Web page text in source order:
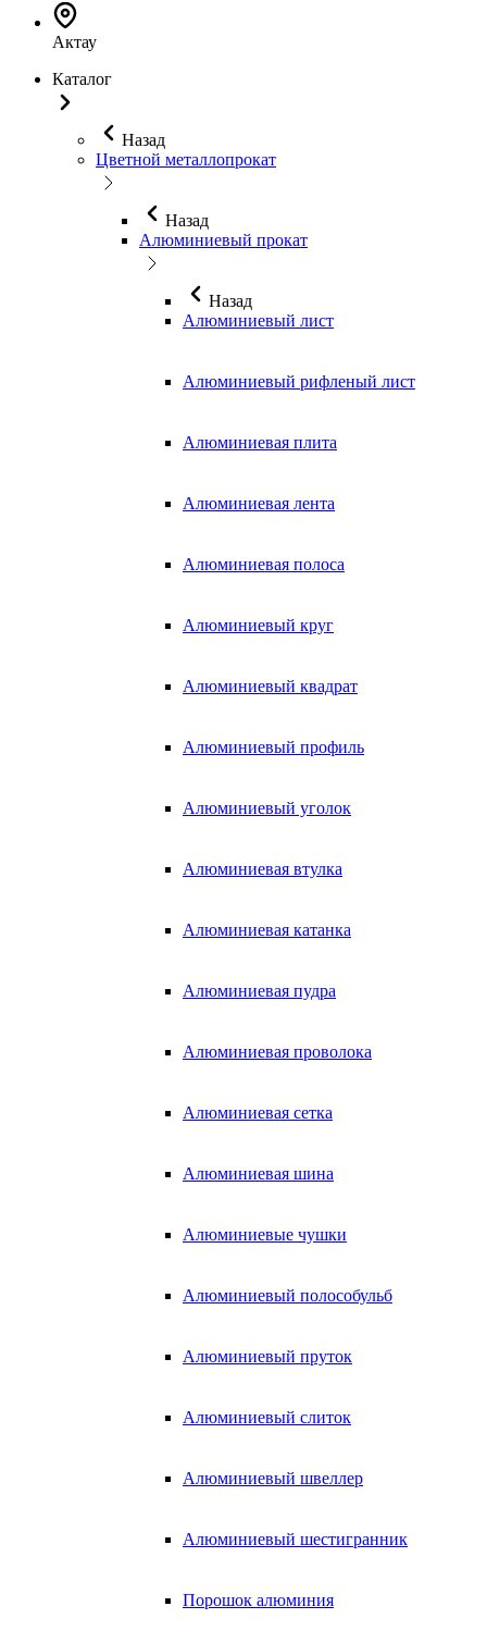
Актау
Каталог
Назад
Цветной металлопрокат
Назад
Алюминиевый прокат
Назад
Алюминиевый лист
Алюминиевый рифленый лист
Алюминиевая плита
Алюминиевая лента
Алюминиевая полоса
Алюминиевый круг
Алюминиевый квадрат
Алюминиевый профиль
Алюминиевый уголок
Алюминиевая втулка
Алюминиевая катанка
Алюминиевая пудра
Алюминиевая проволока
Алюминиевая сетка
Алюминиевая шина
Алюминиевые чушки
Алюминиевый полособульб
Алюминиевый пруток
Алюминиевый слиток
Алюминиевый швеллер
Алюминиевый шестигранник
Порошок алюминия